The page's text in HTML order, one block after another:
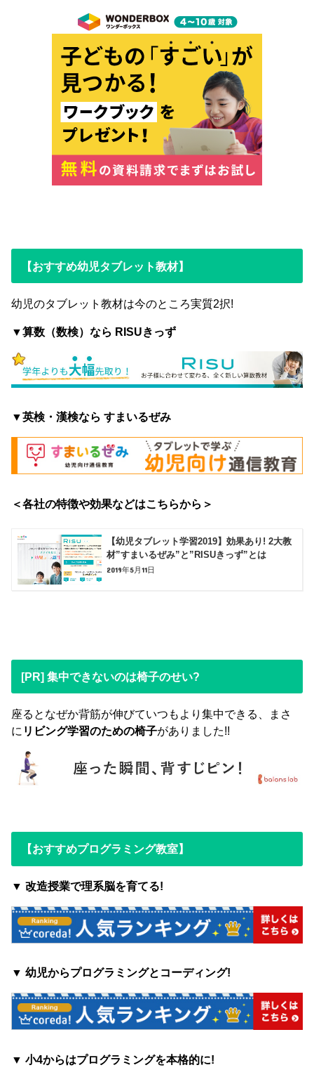
【おすすめ幼児タブレット教材】
幼児のタブレット教材は今のところ実質2択!
▼算数（数検）なら RISUきっず
▼英検・漢検なら すまいるぜみ
＜各社の特徴や効果などはこちらから＞
【幼児タブレット学習2019】効果あり! 2大教
材”すまいるぜみ”と”RISUきっず”とは
2019年5月11日
[PR] 集中できないのは椅子のせい?
座るとなぜか背筋が伸びていつもより集中できる、まさ
に リビング学習のための椅子がありました!!
【おすすめプログラミング教室】
▼ 改造授業で理系脳を育てる!
▼ 幼児からプログラミングとコーディング!
▼ 小4からはプログラミングを本格的に!